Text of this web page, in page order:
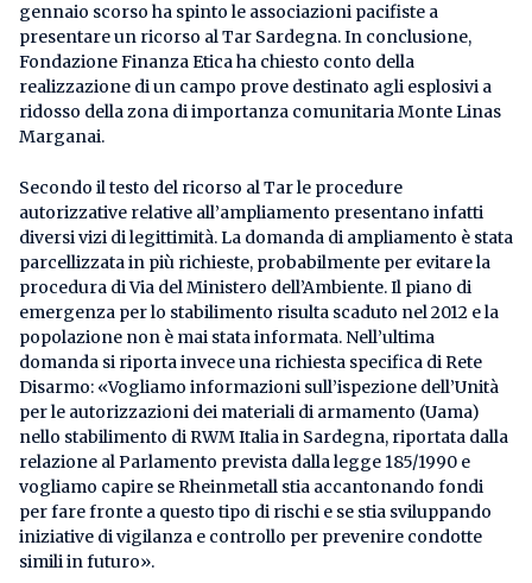
gennaio scorso ha spinto le associazioni pacifiste a
presentare un ricorso al Tar Sardegna. In conclusione,
Fondazione Finanza Etica ha chiesto conto della
realizzazione di un campo prove destinato agli esplosivi a
ridosso della zona di importanza comunitaria Monte Linas
Marganai.
Secondo il testo del ricorso al Tar le procedure
autorizzative relative all’ampliamento presentano infatti
diversi vizi di legittimità. La domanda di ampliamento è stata
parcellizzata in più richieste, probabilmente per evitare la
procedura di Via del Ministero dell’Ambiente. Il piano di
emergenza per lo stabilimento risulta scaduto nel 2012 e la
popolazione non è mai stata informata. Nell’ultima
domanda si riporta invece una richiesta specifica di Rete
Disarmo: «Vogliamo informazioni sull’ispezione dell’Unità
per le autorizzazioni dei materiali di armamento (Uama)
nello stabilimento di RWM Italia in Sardegna, riportata dalla
relazione al Parlamento prevista dalla legge 185/1990 e
vogliamo capire se Rheinmetall stia accantonando fondi
per fare fronte a questo tipo di rischi e se stia sviluppando
iniziative di vigilanza e controllo per prevenire condotte
simili in futuro».